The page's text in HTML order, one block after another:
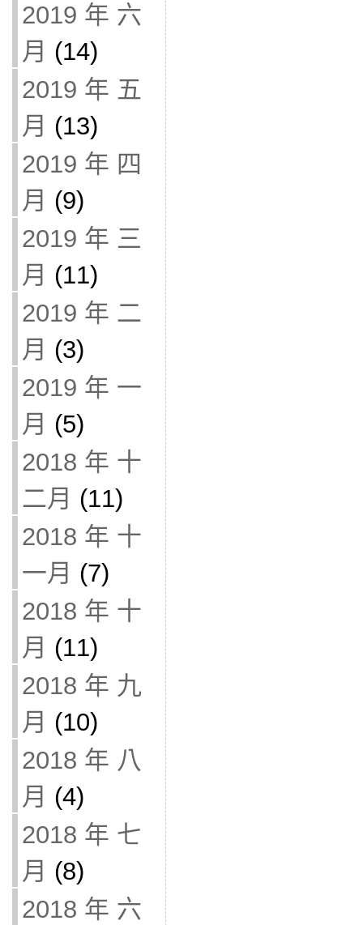
2019 年 六
月 (14)
2019 年 五
月 (13)
2019 年 四
月 (9)
2019 年 三
月 (11)
2019 年 二
月 (3)
2019 年 一
月 (5)
2018 年 十
二月 (11)
2018 年 十
一月 (7)
2018 年 十
月 (11)
2018 年 九
月 (10)
2018 年 八
月 (4)
2018 年 七
月 (8)
2018 年 六